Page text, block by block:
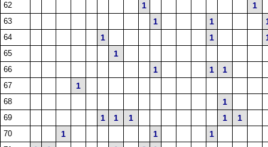
62 1 1
63 1 1
64 1 1
65 1
66 1 1 1
67 1
68 1
69 1 1 1 1 1
70 1 1 1